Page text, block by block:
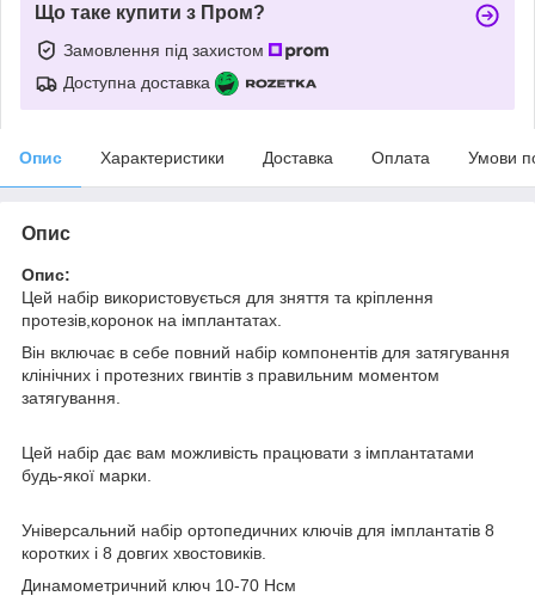
Що таке купити з Пром?
Замовлення під захистом
Доступна доставка
Опис Характеристики Доставка Оплата Умови
Опис
Опис:
Цей набір використовується для зняття та кріплення
протезів,коронок на імплантатах.
Він включає в себе повний набір компонентів для затягування
клінічних і протезних гвинтів з правильним моментом
затягування.
Цей набір дає вам можливість працювати з імплантатами
будь-якої марки.
Універсальний набір ортопедичних ключів для імплантатів 8
коротких і 8 довгих хвостовиків.
Динамометричний ключ 10-70 Нсм